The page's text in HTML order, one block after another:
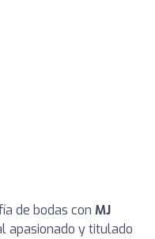
de bodas con MJ
apasionado y titulado